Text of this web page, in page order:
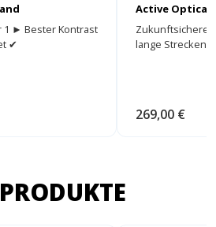
1 ► Bester Kontrast
✔
Active Optical
HDMI Kabel
Zukunftsicheres
lange Strecken.
269,00 €